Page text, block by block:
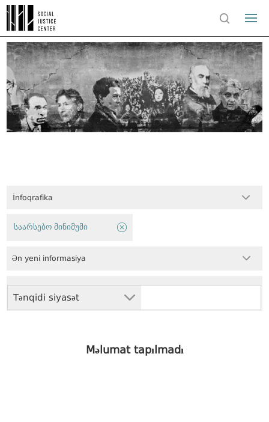
İnfoqrafika
Tənqidi siyasət
საარსებო მინიმუმი
Ən yeni informasiya
Məlumat tapılmadı